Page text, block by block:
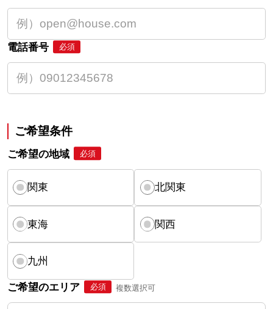
電話番号 必須
ご希望条件
ご希望の地域 必須
関東 北関東
東海 関西
九州
ご希望のエリア 必須 複数選択可